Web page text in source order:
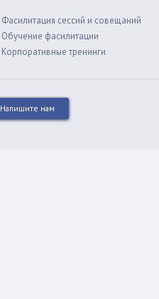
Фасилитация сессий и совещаний
Обучение фасилитации
Корпоративные тренинги
Напишите нам